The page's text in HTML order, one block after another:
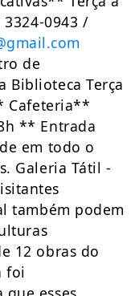
3324-0943 /
de
Biblioteca Terça
Cafeteria**
** Entrada
em todo o
Galeria Tátil -
também podem
12 obras do
foi